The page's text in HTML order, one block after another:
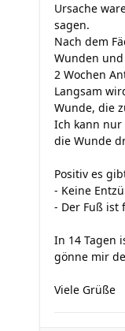
Ursache
sagen.
Nach dem
Wunden
2 Wochen
Langsam
Wunde, die
Ich kann nur
die Wunde
Positiv es
- Keine
- Der Fuß ist
In 14 Tagen
gönne mir
Viele Grüße